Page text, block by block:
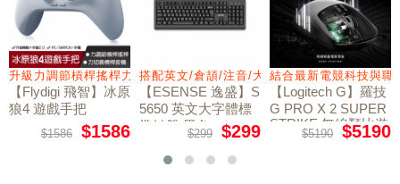
墊
升級力調節槓桿搖桿力切換扳機
【Flydigi 飛智】冰原
狼4 遊戲手把
$1586 $1586
搭配英文/倉頡/注音/大易
【ESENSE 逸盛】S
5650 英文大字體標
準鍵盤 黑色
$299 $299
結合最新電競科技與
【Logitech G】羅技
G PRO X 2 SUPER
STRIKE 無線類比遊
戲滑鼠$5190 $5190